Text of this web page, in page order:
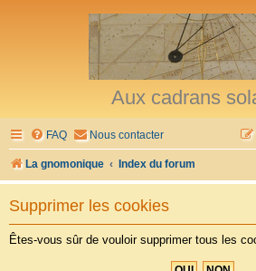
Aux cadrans
FAQ Nous contacter
La gnomonique Index du forum
Supprimer les cookies
Êtes-vous sûr de vouloir supprimer tous les